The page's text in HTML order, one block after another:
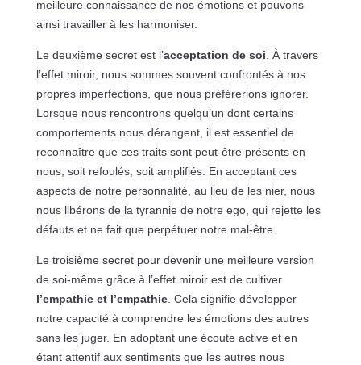
meilleure connaissance de nos émotions et pouvons
ainsi travailler à les harmoniser.
Le deuxième secret est l’acceptation de soi . À travers
l’effet miroir, nous sommes souvent confrontés à nos
propres imperfections, que nous préférerions ignorer.
Lorsque nous rencontrons quelqu’un dont certains
comportements nous dérangent, il est essentiel de
reconnaître que ces traits sont peut-être présents en
nous, soit refoulés, soit amplifiés. En acceptant ces
aspects de notre personnalité, au lieu de les nier, nous
nous libérons de la tyrannie de notre ego, qui rejette les
défauts et ne fait que perpétuer notre mal-être.
Le troisième secret pour devenir une meilleure version
de soi-même grâce à l’effet miroir est de cultiver
l’empathie et l’empathie. Cela signifie développer
notre capacité à comprendre les émotions des autres
sans les juger. En adoptant une écoute active et en
étant attentif aux sentiments que les autres nous